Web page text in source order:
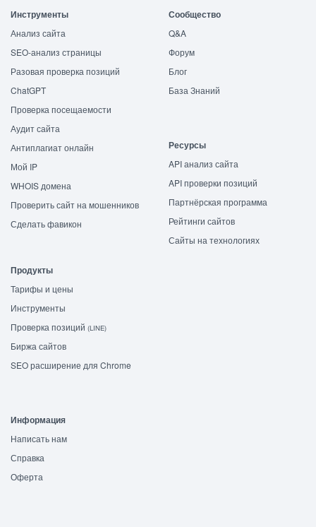
Инструменты
Анализ сайта
SEO-анализ страницы
Разовая проверка позиций
ChatGPT
Проверка посещаемости
Аудит сайта
Антиплагиат онлайн
Мой IP
WHOIS домена
Проверить сайт на мошенников
Сделать фавикон
Сообщество
Q&A
Форум
Блог
База Знаний
Ресурсы
API анализ сайта
API проверки позиций
Партнёрская программа
Рейтинги сайтов
Сайты на технологиях
Продукты
Тарифы и цены
Инструменты
Проверка позиций (LINE)
Биржа сайтов
SEO расширение для Chrome
Информация
Написать нам
Справка
Оферта